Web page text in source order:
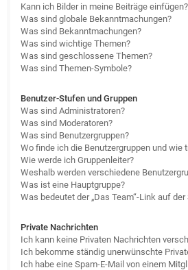
Kann ich Bilder in meine Beiträge einfügen?
Was sind globale Bekanntmachungen?
Was sind Bekanntmachungen?
Was sind wichtige Themen?
Was sind geschlossene Themen?
Was sind Themen-Symbole?
Benutzer-Stufen und Gruppen
Was sind Administratoren?
Was sind Moderatoren?
Was sind Benutzergruppen?
Wo finde ich die Benutzergruppen und wie
Wie werde ich Gruppenleiter?
Weshalb werden verschiedene
Was ist eine Hauptgruppe?
Was bedeutet der „Das Team“-Link auf
Private Nachrichten
Ich kann keine Privaten Nachrichten
Ich bekomme ständig unerwünschte
Ich habe eine Spam-E-Mail von einem